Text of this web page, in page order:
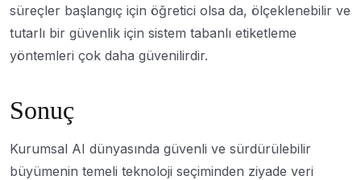
süreçler başlangıç için öğretici olsa da, ölçeklenebilir ve
tutarlı bir güvenlik için sistem tabanlı etiketleme
yöntemleri çok daha güvenilirdir.
Sonuç
Kurumsal AI dünyasında güvenli ve sürdürülebilir
büyümenin temeli teknoloji seçiminden ziyade veri